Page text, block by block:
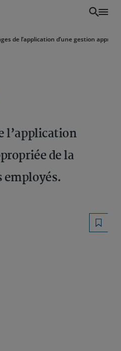
de l’application d’une gestion
l’application
de la
employés.